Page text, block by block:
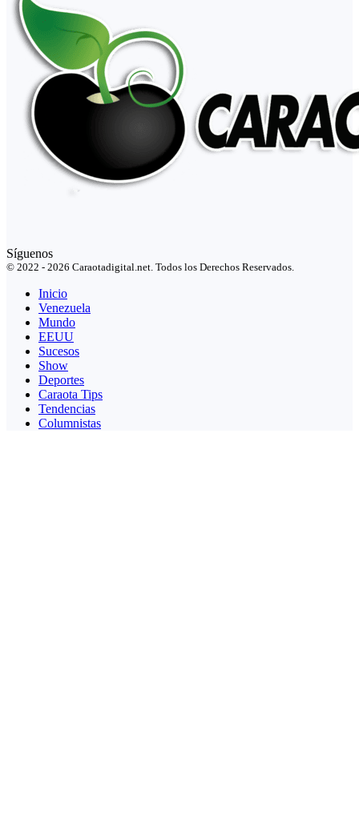
Síguenos
© 2022 - 2026 Caraotadigital.net. Todos los Derechos Reservados.
Inicio
Venezuela
Mundo
EEUU
Sucesos
Show
Deportes
Caraota Tips
Tendencias
Columnistas